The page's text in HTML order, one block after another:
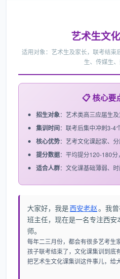
艺术生文
适用对象：艺术生及家长，联考结束
生、传媒生
📋 核心要
招生对象：艺术类高三应届生
集训时间：联考后集中冲刺3-4
核心优势：艺考文化课起家、
提分数据：平均提分120-180
适合人群：文化课基础薄弱、
大家好，我是西安老赵。我
班主任，现在是一名专注西
师。
每年二三月份，都会有很多艺考生
孩子联考结束了，文化课集训到底
把艺术生文化课集训这件事儿，给